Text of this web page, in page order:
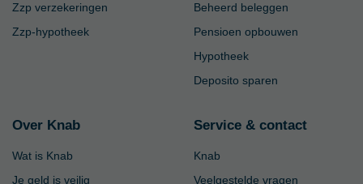
Zzp verzekeringen
Zzp-hypotheek
Beheerd beleggen
Pensioen opbouwen
Hypotheek
Deposito sparen
Over Knab
Wat is Knab
Je geld is veilig
Service & contact
Knab
Veelgestelde vragen